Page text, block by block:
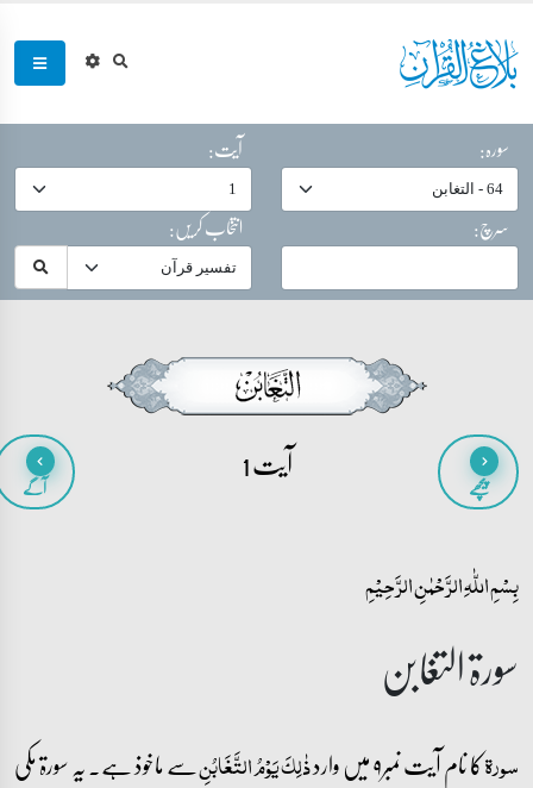
سورہ:
آیت:
سرچ:
انتخاب کریں:
پیچھے آیت 1 آگے
بِسۡمِ اللّٰہِ الرَّحۡمٰنِ الرَّحِیۡمِ
سورۃ التغابن
سورۃکا نام آیت نمبر۹ میں وارد ذٰلِکَ یَوۡمُ التَّغَابُنِسے ماخوذ ہے۔ یہ سورۃ مکی